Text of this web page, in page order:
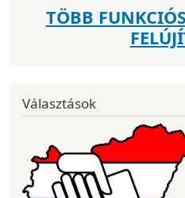
TÖBB
Választások